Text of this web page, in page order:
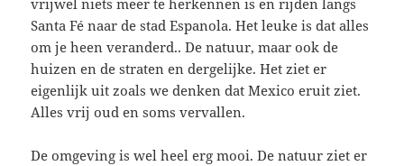
vrijwel niets meer te herkennen is en rijden langs
Santa Fé naar de stad Espanola. Het leuke is dat alles
om je heen veranderd.. De natuur, maar ook de
huizen en de straten en dergelijke. Het ziet er
eigenlijk uit zoals we denken dat Mexico eruit ziet.
Alles vrij oud en soms vervallen.
De omgeving is wel heel erg mooi. De natuur ziet er